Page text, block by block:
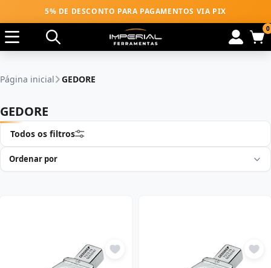
5% DE DESCONTO PARA PAGAMENTOS VIA PIX
0
Página inicial GEDORE
GEDORE
Todos os filtros